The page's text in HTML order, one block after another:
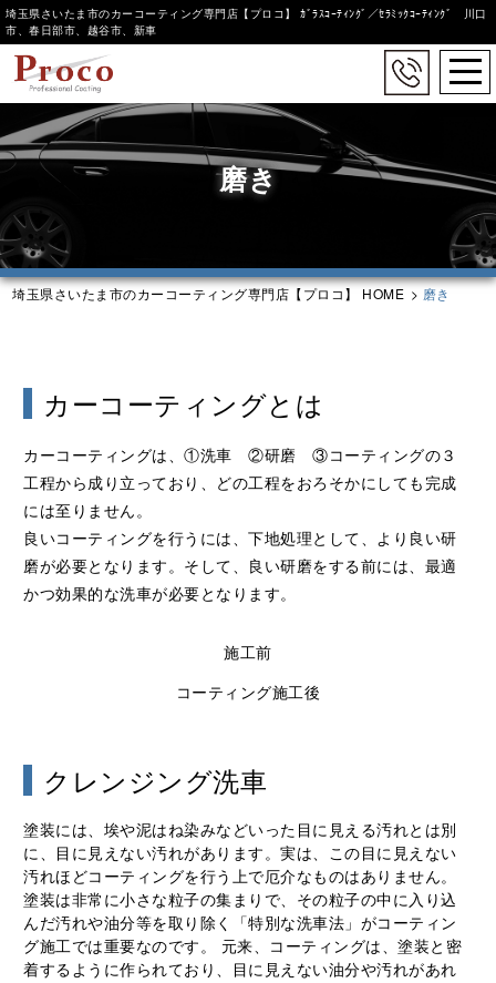
to
main
content
埼玉県さいたま市のカーコーティング専門店【プロコ】 ｶﾞﾗｽｺｰﾃｨﾝｸﾞ／ｾﾗﾐｯｸｺｰﾃｨﾝｸﾞ 川口
市、春日部市、越谷市、新車
磨き
埼玉県さいたま市のカーコーティング専門店【プロコ】 HOME > 磨き
カーコーティングとは
カーコーティングは、①洗車 ②研磨 ③コーティングの３
工程から成り立っており、どの工程をおろそかにしても完成
には至りません。
良いコーティングを行うには、下地処理として、より良い研
磨が必要となります。そして、良い研磨をする前には、最適
かつ効果的な洗車が必要となります。
施工前
コーティング施工後
クレンジング洗車
塗装には、埃や泥はね染みなどいった目に見える汚れとは別
に、目に見えない汚れがあります。実は、この目に見えない
汚れほどコーティングを行う上で厄介なものはありません。
塗装は非常に小さな粒子の集まりで、その粒子の中に入り込
んだ汚れや油分等を取り除く「特別な洗車法」がコーティン
グ施工では重要なのです。 元来、コーティングは、塗装と密
着するように作られており、目に見えない油分や汚れがあれ